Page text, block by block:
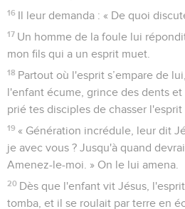
16 Il leur demanda : « De quoi
17 Un homme de la foule lui
mon fils qui a un esprit muet.
18 Partout où l'esprit s’empare de
l'enfant écume, grince des dents
prié tes disciples de chasser
19 « Génération incrédule, leur dit
je avec vous ? Jusqu'à quand
Amenez-le-moi. » On le lui amena.
20 Dès que l'enfant vit Jésus,
tomba, et il se roulait par terre en